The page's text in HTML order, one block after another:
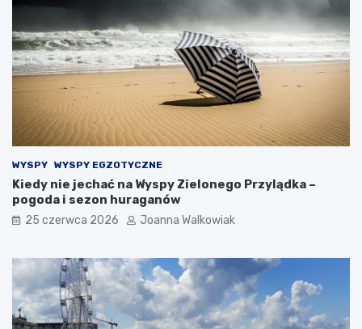
WYSPY WYSPY EGZOTYCZNE
Kiedy nie jechać na Wyspy Zielonego Przylądka –
pogoda i sezon huraganów
25 czerwca 2026 Joanna Walkowiak